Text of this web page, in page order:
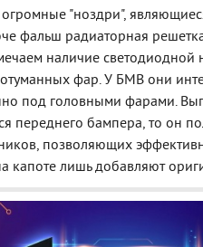
огромные "ноздри",
фальш радиаторная
наличие
фар. У БМВ они
под головными фарами.
переднего бампера, то он
позволяющих
капоте лишь добавляют